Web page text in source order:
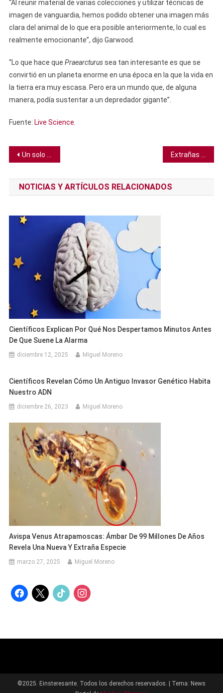
“Al reunir material de varias colecciones y utilizar técnicas de
imagen de vanguardia, hemos podido obtener una imagen más
clara del animal de lo que era posible anteriormente, lo cual es
realmente emocionante”, dijo Garwood.
“Lo que hace que Praearcturussea tan interesante es que se
convirtió en un planeta enorme en una época en la que la vida en
la tierra era muy escasa. Pero era un mundo que, de alguna
manera, podía sustentar a un depredador gigante”.
Fuente: Live Science
Navegación
de
entradas
Un solo trago de alcohol al día aumenta el riesgo de padecer 10 tipos de cáncer
NOTICIAS Y ARTÍCULOS RELACIONADOS
Científicos Explican Por Qué Nos Despertamos Minutos Antes
De Que Suene La Alarma
diciembre 12, 2025 Miguel Moreno
Científicos Revelan Cómo Un Antiguo Invasor Genético Habita
Nuestro ADN
diciembre 26, 2023 Miguel Moreno
Avispa Venus Atrapamoscas: Ámbar De 99 Millones De Años
Revela Una Nueva Y Extraña Especie
marzo 27, 2025 Miguel Moreno
facebook
x tiktok instagram
©2025. Einsteresante. Todos los derechos reservados.
Tema: News